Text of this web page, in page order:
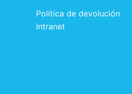
Política de devolución
Intranet